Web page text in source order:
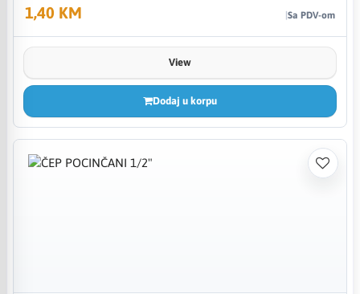
1,40 KM Sa PDV-om
View
Dodaj u korpu